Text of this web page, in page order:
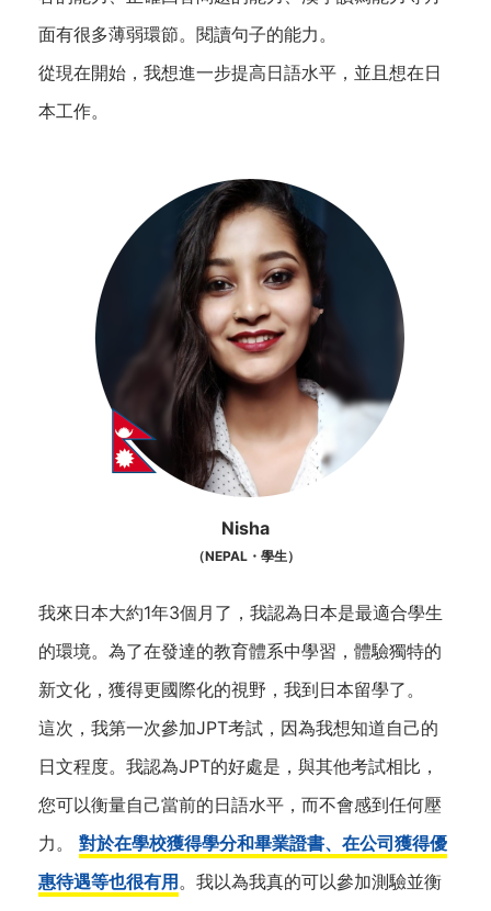
面有很多薄弱環節。閱讀句子的能力。
從現在開始，我想進一步提高日語水平，並且想在日
本工作。
Nisha
（NEPAL・學生）
我來日本大約1年3個月了，我認為日本是最適合學生
的環境。為了在發達的教育體系中學習，體驗獨特的
新文化，獲得更國際化的視野，我到日本留學了。
這次，我第一次參加JPT考試，因為我想知道自己的
日文程度。我認為JPT的好處是，與其他考試相比，
您可以衡量自己當前的日語水平，而不會感到任何壓
力。 對於在學校獲得學分和畢業證書、在公司獲得優
惠待遇等也很有用 。我以為我真的可以參加測驗並衡